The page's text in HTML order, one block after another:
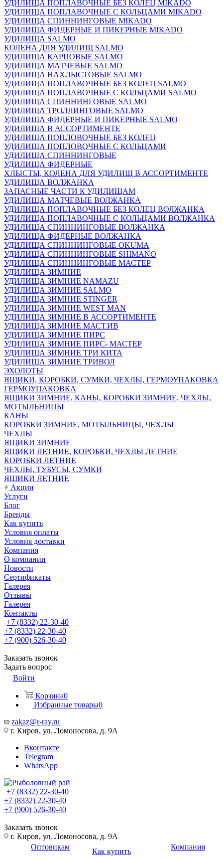
УДИЛИЩА ПОПЛАВОЧНЫЕ БЕЗ КОЛЕЦ MIKADO
УДИЛИЩА ПОПЛАВОЧНЫЕ С КОЛЬЦАМИ MIKADO
УДИЛИЩА СПИННИНГОВЫЕ MIKADO
УДИЛИЩА ФИДЕРНЫЕ И ПИКЕРНЫЕ MIKADO
УДИЛИЩА SALMO
КОЛЕНА ДЛЯ УДИЛИЩ SALMO
УДИЛИЩА КАРПОВЫЕ SALMO
УДИЛИЩА МАТЧЕВЫЕ SALMO
УДИЛИЩА НАХЛЫСТОВЫЕ SALMO
УДИЛИЩА ПОПЛАВОЧНЫЕ БЕЗ КОЛЕЦ SALMO
УДИЛИЩА ПОПЛАВОЧНЫЕ С КОЛЬЦАМИ SALMO
УДИЛИЩА СПИННИНГОВЫЕ SALMO
УДИЛИЩА ТРОЛЛИНГОВЫЕ SALMO
УДИЛИЩА ФИДЕРНЫЕ И ПИКЕРНЫЕ SALMO
УДИЛИЩА В АССОРТИМЕНТЕ
УДИЛИЩА ПОПЛОВОЧНЫЕ БЕЗ КОЛЕЦ
УДИЛИЩА ПОПЛОВОЧНЫЕ С КОЛЬЦАМИ
УДИЛИЩА СПИННИНГОВЫЕ
УДИЛИЩА ФИДЕРНЫЕ
ХЛЫСТЫ, КОЛЕНА ДЛЯ УДИЛИЩ В АССОРТИМЕНТЕ
УДИЛИЩА ВОЛЖАНКА
ЗАПАСНЫЕ ЧАСТИ К УДИЛИЩАМ
УДИЛИЩА МАТЧЕВЫЕ ВОЛЖАНКА
УДИЛИЩА ПОПЛАВОЧНЫЕ БЕЗ КОЛЕЦ ВОЛЖАНКА
УДИЛИЩА ПОПЛАВОЧНЫЕ С КОЛЬЦАМИ ВОЛЖАНКА
УДИЛИЩА СПИННИНГОВЫЕ ВОЛЖАНКА
УДИЛИЩА ФИДЕРНЫЕ ВОЛЖАНКА
УДИЛИЩА СПИННИНГОВЫЕ OKUMA
УДИЛИЩА СПИННИНГОВЫЕ SHIMANO
УДИЛИЩА СПИННИНГОВЫЕ МАСТЕР
УДИЛИЩА ЗИМНИЕ
УДИЛИЩА ЗИМНИЕ NAMAZU
УДИЛИЩА ЗИМНИЕ SALMO
УДИЛИЩА ЗИМНИЕ STINGER
УДИЛИЩА ЗИМНИЕ WEST MAN
УДИЛИЩА ЗИМНИЕ В АССОРТИМЕНТЕ
УДИЛИЩА ЗИМНИЕ МАСТ.ИВ
УДИЛИЩА ЗИМНИЕ ПИРС
УДИЛИЩА ЗИМНИЕ ПИРС- МАСТЕР
УДИЛИЩА ЗИМНИЕ ТРИ КИТА
УДИЛИЩА ЗИМНИЕ ТРИВОЛ
ЭХОЛОТЫ
ЯЩИКИ, КОРОБКИ, СУМКИ, ЧЕХЛЫ, ГЕРМОУПАКОВКА
ГЕРМОУПАКОВКА
ЯЩИКИ ЗИМНИЕ, КАНЫ, КОРОБКИ ЗИМНИЕ, ЧЕХЛЫ,
МОТЫЛЬНИЦЫ
КАНЫ
КОРОБКИ ЗИМНИЕ, МОТЫЛЬНИЦЫ, ЧЕХЛЫ
ЧЕХЛЫ
ЯЩИКИ ЗИМНИЕ
ЯЩИКИ ЛЕТНИЕ, КОРОБКИ, ЧЕХЛЫ ЛЕТНИЕ
КОРОБКИ ЛЕТНИЕ
ЧЕХЛЫ, ТУБУСЫ, СУМКИ
ЯЩИКИ ЛЕТНИЕ
Акции
Услуги
Блог
Бренды
Как купить
Условия оплаты
Условия доставки
Компания
О компании
Новости
Сертификаты
Галерея
Отзывы
Галерея
Контакты
+7 (8332) 22-30-40
+7 (8332) 22-30-40
+7 (900) 526-30-40
Заказать звонок
Задать вопрос
Войти
Корзина0
Избранные товары0
zakaz@r-ray.ru
г. Киров, ул. Ломоносова, д. 9А
Вконтакте
Telegram
WhatsApp
+7 (8332) 22-30-40
+7 (8332) 22-30-40
+7 (900) 526-30-40
Заказать звонок
г. Киров, ул. Ломоносова, д. 9А
Оптовикам
Как купить
Компания